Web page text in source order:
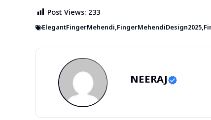
Post Views: 233
ElegantFingerMehendi,FingerMehendiDesign2025,
NEERAJ